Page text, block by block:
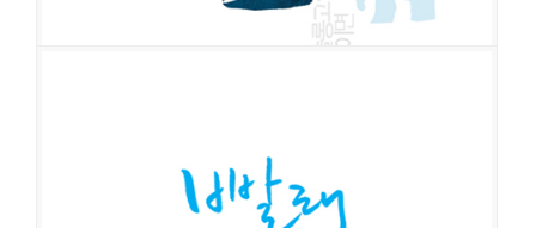
아트원씨어터 2관
홍지희 박은미 김경수김보강이정은
최영우 서인권 송나영